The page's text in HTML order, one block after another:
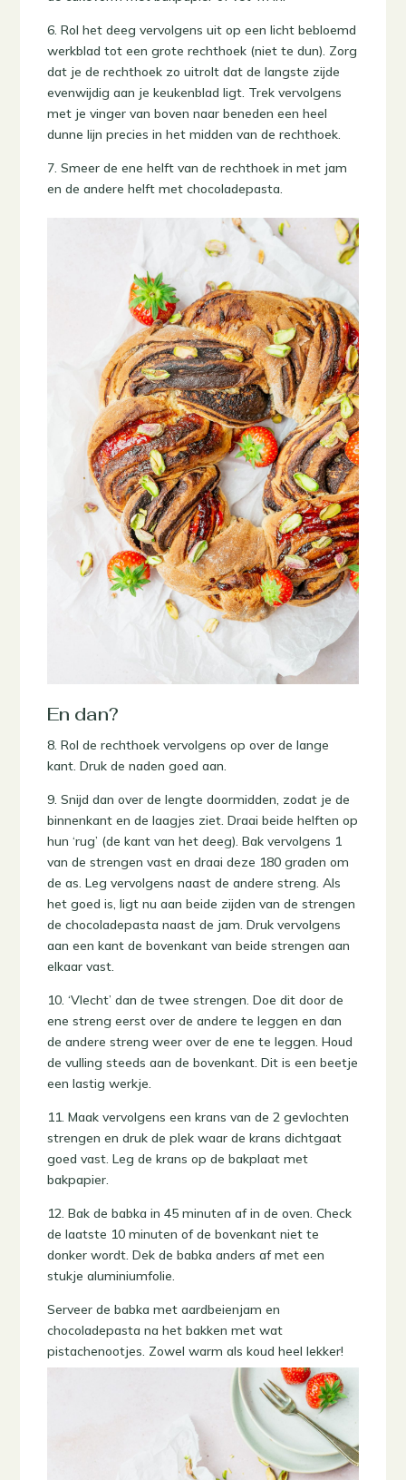
6. Rol het deeg vervolgens uit op een licht bebloemd
werkblad tot een grote rechthoek (niet te dun). Zorg
dat je de rechthoek zo uitrolt dat de langste zijde
evenwijdig aan je keukenblad ligt. Trek vervolgens
met je vinger van boven naar beneden een heel
dunne lijn precies in het midden van de rechthoek.
7. Smeer de ene helft van de rechthoek in met jam
en de andere helft met chocoladepasta.
En dan?
8. Rol de rechthoek vervolgens op over de lange
kant. Druk de naden goed aan.
9. Snijd dan over de lengte doormidden, zodat je de
binnenkant en de laagjes ziet. Draai beide helften op
hun ‘rug’ (de kant van het deeg). Bak vervolgens 1
van de strengen vast en draai deze 180 graden om
de as. Leg vervolgens naast de andere streng. Als
het goed is, ligt nu aan beide zijden van de strengen
de chocoladepasta naast de jam. Druk vervolgens
aan een kant de bovenkant van beide strengen aan
elkaar vast.
10. ‘Vlecht’ dan de twee strengen. Doe dit door de
ene streng eerst over de andere te leggen en dan
de andere streng weer over de ene te leggen. Houd
de vulling steeds aan de bovenkant. Dit is een beetje
een lastig werkje.
11. Maak vervolgens een krans van de 2 gevlochten
strengen en druk de plek waar de krans dichtgaat
goed vast. Leg de krans op de bakplaat met
bakpapier.
12. Bak de babka in 45 minuten af in de oven. Check
de laatste 10 minuten of de bovenkant niet te
donker wordt. Dek de babka anders af met een
stukje aluminiumfolie.
Serveer de babka met aardbeienjam en
chocoladepasta na het bakken met wat
pistachenootjes. Zowel warm als koud heel lekker!